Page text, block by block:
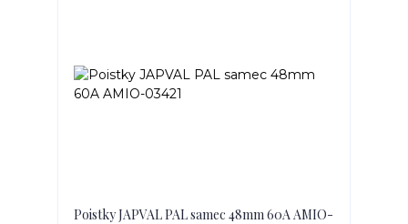
Poistky JAPVAL PAL samec 48mm 60A AMIO-